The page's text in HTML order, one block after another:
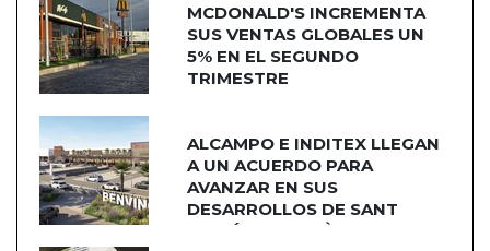
MCDONALD'S INCREMENTA
SUS VENTAS GLOBALES UN
5% EN EL SEGUNDO
TRIMESTRE
ALCAMPO E INDITEX LLEGAN
A UN ACUERDO PARA
AVANZAR EN SUS
DESARROLLOS DE SANT
ADRIÁN DE BESÒS